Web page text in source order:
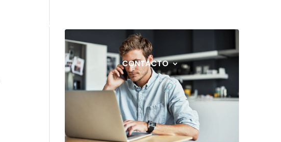
GRÁFICO
CONTACTO